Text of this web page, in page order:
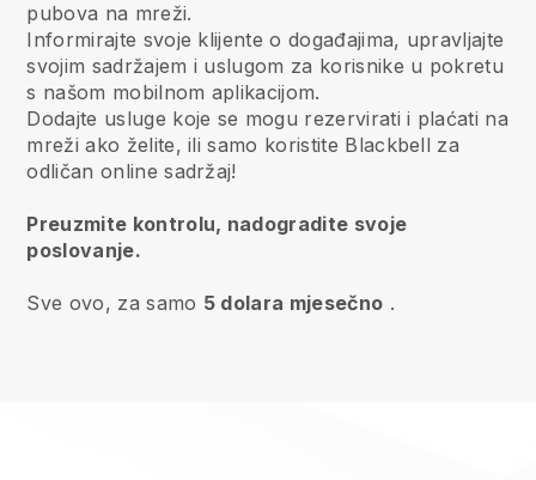
pubova na mreži.
Informirajte svoje klijente o događajima, upravljajte
svojim sadržajem i uslugom za korisnike u pokretu
s našom mobilnom aplikacijom.
Dodajte usluge koje se mogu rezervirati i plaćati na
mreži ako želite, ili samo koristite Blackbell za
odličan online sadržaj!
Preuzmite kontrolu, nadogradite svoje
poslovanje.
Sve ovo, za samo 5 dolara mjesečno .